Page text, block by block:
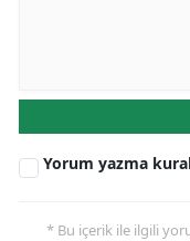
Yorum yazma
* Bu içerik ile ilgili